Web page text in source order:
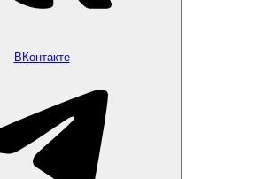
ВКонтакте